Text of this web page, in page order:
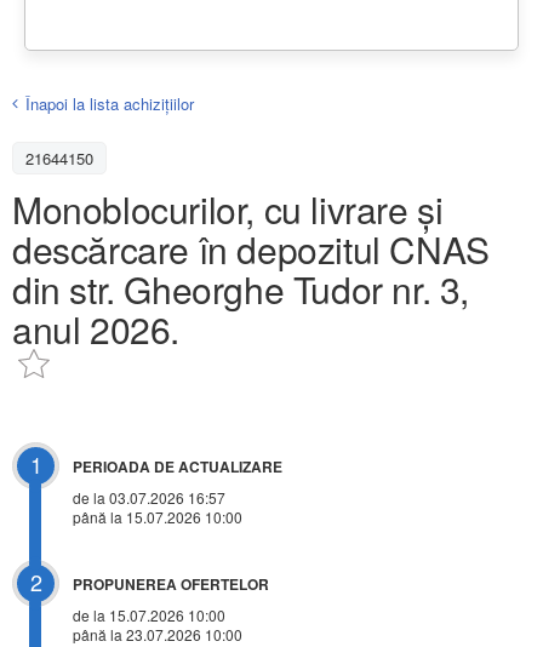
Înapoi la lista achiziţiilor
21644150
Monoblocurilor, cu livrare și
descărcare în depozitul CNAS
din str. Gheorghe Tudor nr. 3,
anul 2026.
1 PERIOADA DE ACTUALIZARE
de la 03.07.2026 16:57
până la 15.07.2026 10:00
2 PROPUNEREA OFERTELOR
de la 15.07.2026 10:00
până la 23.07.2026 10:00